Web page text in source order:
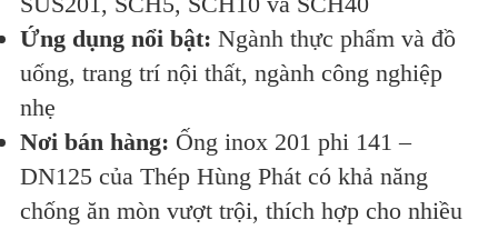
Ứng dụng nổi bật: Ngành thực phẩm và đồ
uống, trang trí nội thất, ngành công nghiệp
nhẹ
Nơi bán hàng: Ống inox 201 phi 141 –
DN125 của Thép Hùng Phát có khả năng
chống ăn mòn vượt trội, thích hợp cho nhiều